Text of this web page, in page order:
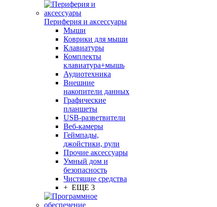
Периферия и аксессуары
Мыши
Коврики для мыши
Клавиатуры
Комплекты
клавиатура+мышь
Аудиотехника
Внешние
накопители данных
Графические
планшеты
USB-разветвители
Веб-камеры
Геймпады,
джойстики, рули
Прочие аксессуары
Умный дом и
безопасность
Чистящие средства
+ ЕЩЕ 3